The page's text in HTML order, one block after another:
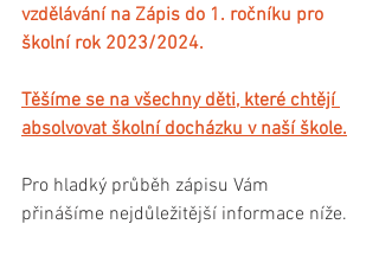
vzdělávání na Zápis do 1. ročníku pro
školní rok 2023/2024.
Těšíme se na všechny děti, které chtějí
absolvovat školní docházku v naší škole.
Pro hladký průběh zápisu Vám
přinášíme nejdůležitější informace níže.